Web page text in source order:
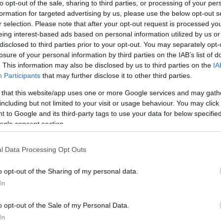
opt-out of the sale, sharing to third parties, or processing of your
for targeted advertising by us, please use the below opt-out
selection. Please note that after your opt-out request is processed
interest-based ads based on personal information utilized by us
to third parties prior to your opt-out. You may separately
of your personal information by third parties on the IAB’s list of
This information may also be disclosed by us to third parties on the
Participants that may further disclose it to other third parties.
that this website/app uses one or more Google services and may
but not limited to your visit or usage behaviour. You may
to Google and its third-party tags to use your data for below
consent section.
Data Processing Opt Outs
opt-out of the Sharing of my personal data.
opt-out of the Sale of my Personal Data.
el az Újpest - Diósgyőr elleni bajnokiján
t.
az ügyben, így a Fegyelmi
az elefántcsontparti csatár
szerint felülvizsgálatot kértek a
jelenlévő dolgozó videós vallomását is
tettek vallomást).
a tagok 45 percnyi döntéshozatalra
az ítéletet helybenhagyták"
bajnoki után a Paks, a Budafok, a Puskás